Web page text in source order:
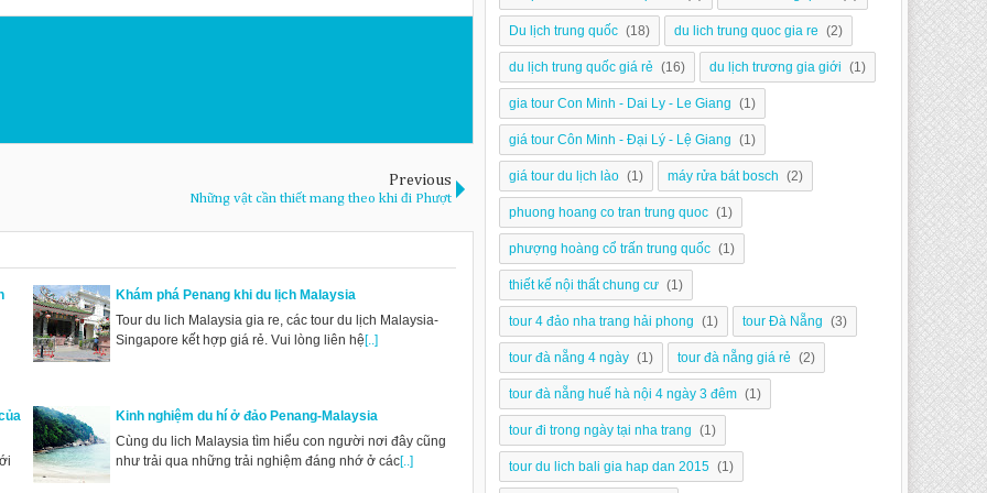
Previous
Những vật cần thiết mang theo khi đi Phượt
Khám phá Penang khi du lịch Malaysia
Tour du lich Malaysia gia re, các tour du lịch Malaysia-
Singapore kết hợp giá rẻ. Vui lòng liên hệ[..]
Kinh nghiệm du hí ở đảo Penang-Malaysia
Cùng du lich Malaysia tìm hiểu con người nơi đây cũng
như trải qua những trải nghiệm đáng nhớ ở các[..]
Du lịch trung quốc (18) du lich trung quoc gia re (2)
du lịch trung quốc giá rẻ (16) du lịch trương gia giới (1)
gia tour Con Minh - Dai Ly - Le Giang (1)
giá tour Côn Minh - Đại Lý - Lệ Giang (1)
giá tour du lịch lào (1) máy rửa bát bosch (2)
phuong hoang co tran trung quoc (1)
phượng hoàng cổ trấn trung quốc (1)
thiết kế nội thất chung cư (1)
tour 4 đảo nha trang hải phong (1) tour Đà Nẵng (3)
tour đà nẵng 4 ngày (1) tour đà nẵng giá rẻ (2)
tour đà nẵng huế hà nội 4 ngày 3 đêm (1)
tour đi trong ngày tại nha trang (1)
tour du lich bali gia hap dan 2015 (1)